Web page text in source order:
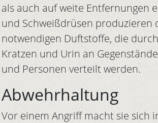
als auch auf weite Entfernungen
und Schweißdrüsen produzieren
notwendigen Duftstoffe, die
Kratzen und Urin an
und Personen verteilt werden.
Abwehrhaltung
Vor einem Angriff macht sie sich